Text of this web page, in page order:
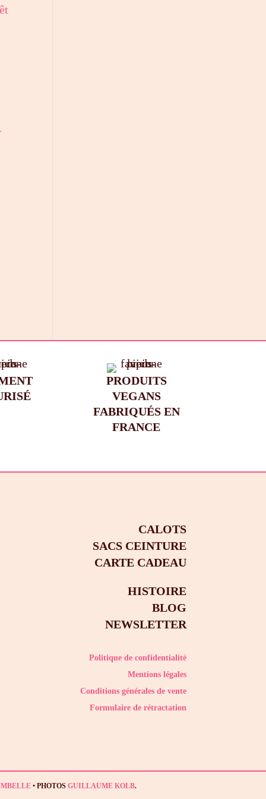
PRODUITS
VEGANS
FABRIQUÉS EN
FRANCE
CALOTS
SACS CEINTURE
CARTE CADEAU
HISTOIRE
BLOG
NEWSLETTER
Politique de confidentialité
Mentions légales
Conditions générales de vente
Formulaire de rétractation
• PHOTOS GUILLAUME KOLB.